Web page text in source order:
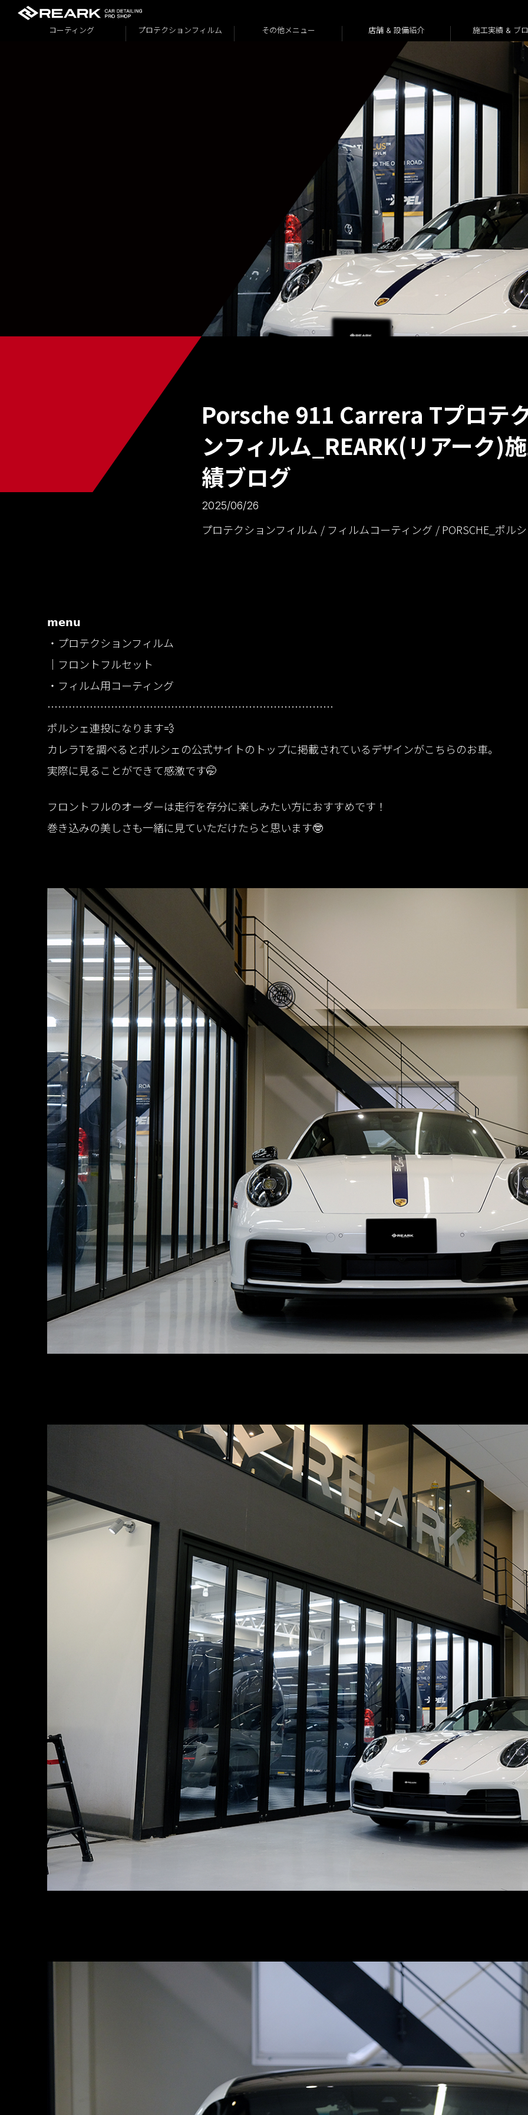
コーティング プロテクションフィルム その他メニュー 店舗 & 設備紹介 施工実績 & ブ
Porsche 911 Carrera Tプロテ
ンフィルム_REARK(リアーク)
績ブログ
2025/06/26
プロテクションフィルム フィルムコーティング PORSCHE_ポル
𝗺𝗲𝗻𝘂
・プロテクションフィルム
｜フロントフルセット
・フィルム用コーティング
………………………………………………………………………
ポルシェ連投になります💨
カレラTを調べるとポルシェの公式サイトのトップに掲載されているデザインがこちらのお車。
実際に見ることができて感激です🤭
フロントフルのオーダーは走行を存分に楽しみたい方におすすめです！
巻き込みの美しさも一緒に見ていただけたらと思います🤓